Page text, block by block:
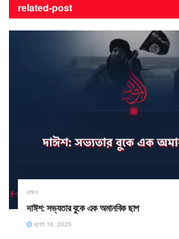
related-post
দাঈশ
দাঈশ: সভ্যতার বুকে এক অমানবিক ছাপ
জুলাই 16, 2025